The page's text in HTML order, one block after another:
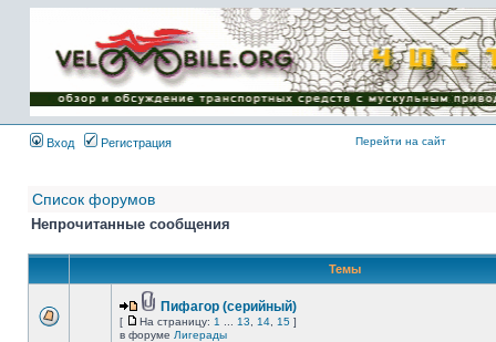
Имя пользователя:
Пароль:
{ LOG_ME_IN_SHORT
}
Вход
Регистрация Перейти на сайт
Список форумов
Непрочитанные сообщения
Темы
Пифагор (серийный)
[ На страницу: 1 13 14 15 ]
в форуме Лигерады